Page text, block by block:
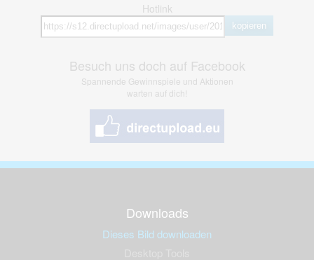
Hotlink
kopieren
Besuch uns doch auf Facebook
Spannende Gewinnspiele und Aktionen
warten auf dich!
Downloads
Dieses Bild downloaden